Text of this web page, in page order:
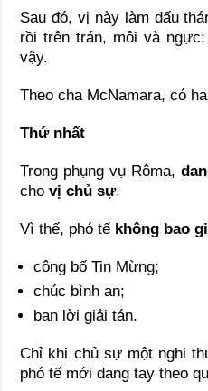
Sau đó, vị này làm dấu
rồi trên trán, môi và
vậy.
Theo cha McNamara, có
Thứ nhất
Trong phụng vụ Rôma,
chovị chủ sự.
Vì thế, phó tế không bao
công bố Tin Mừng;
chúc bình an;
ban lời giải tán.
Chỉ khi chủ sự một nghi
phó tế mới dang tay theo